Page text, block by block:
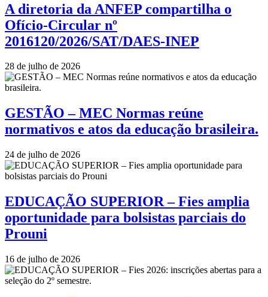
A diretoria da ANFEP compartilha o
Ofício-Circular nº
2016120/2026/SAT/DAES-INEP
28 de julho de 2026
GESTÃO – MEC Normas reúne
normativos e atos da educação brasileira.
24 de julho de 2026
EDUCAÇÃO SUPERIOR – Fies amplia
oportunidade para bolsistas parciais do
Prouni
16 de julho de 2026